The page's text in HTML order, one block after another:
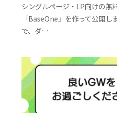
シングルページ・LP向けの無
「BaseOne」を作って公開
で、ダ…